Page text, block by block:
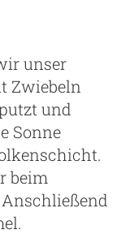
unser
Zwiebeln
und
Sonne
beim